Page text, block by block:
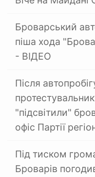
Броварський
піша хода
- ВІДЕО
Після
"підсвітили"
офіс Партії
Під тиском
Броварів